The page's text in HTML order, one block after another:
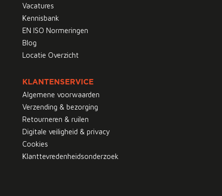
Vacatures
Kennisbank
EN ISO Normeringen
Blog
Locatie Overzicht
KLANTENSERVICE
Algemene voorwaarden
Verzending & bezorging
Retourneren & ruilen
Digitale veiligheid & privacy
Cookies
Klanttevredenheidsonderzoek